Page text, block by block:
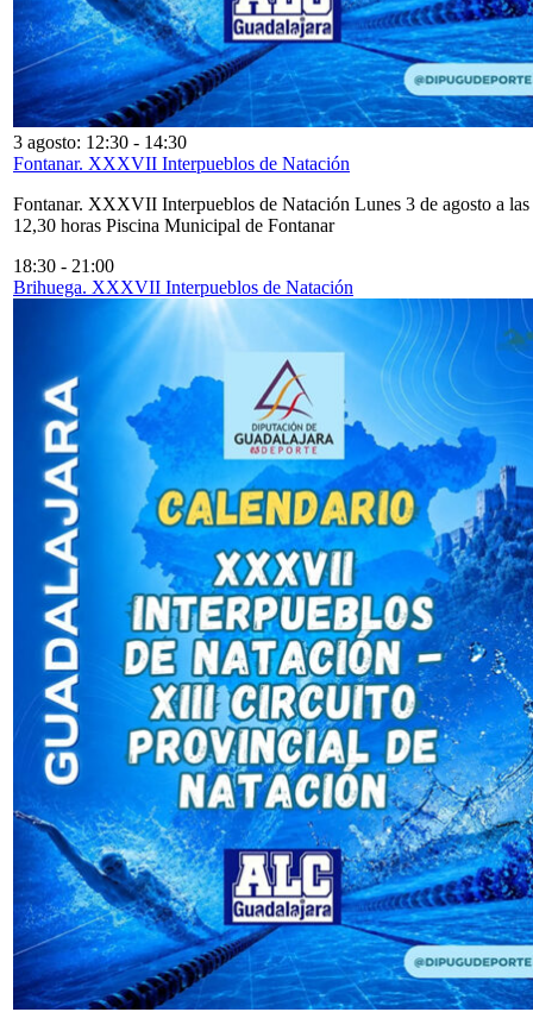
3 agosto: 12:30 - 14:30
Fontanar. XXXVII Interpueblos de Natación
Fontanar. XXXVII Interpueblos de Natación Lunes 3 de agosto a las
12,30 horas Piscina Municipal de Fontanar
18:30 - 21:00
Brihuega. XXXVII Interpueblos de Natación